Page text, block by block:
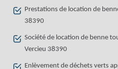
Prestations de location de
38390
Société de location de benne
Vercieu 38390
Enlèvement de déchets verts